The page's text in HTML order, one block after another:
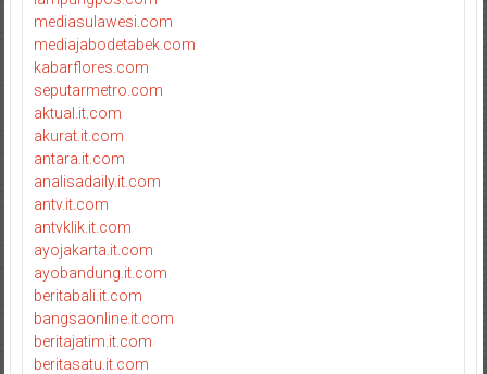
mediasulawesi.com
mediajabodetabek.com
kabarflores.com
seputarmetro.com
aktual.it.com
akurat.it.com
antara.it.com
analisadaily.it.com
antv.it.com
antvklik.it.com
ayojakarta.it.com
ayobandung.it.com
beritabali.it.com
bangsaonline.it.com
beritajatim.it.com
beritasatu.it.com